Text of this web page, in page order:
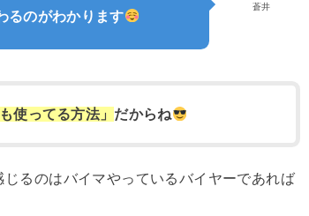
蒼井
るのがわかります
使ってる方法」 だからね
るのはバイマやっているバイヤーであれば